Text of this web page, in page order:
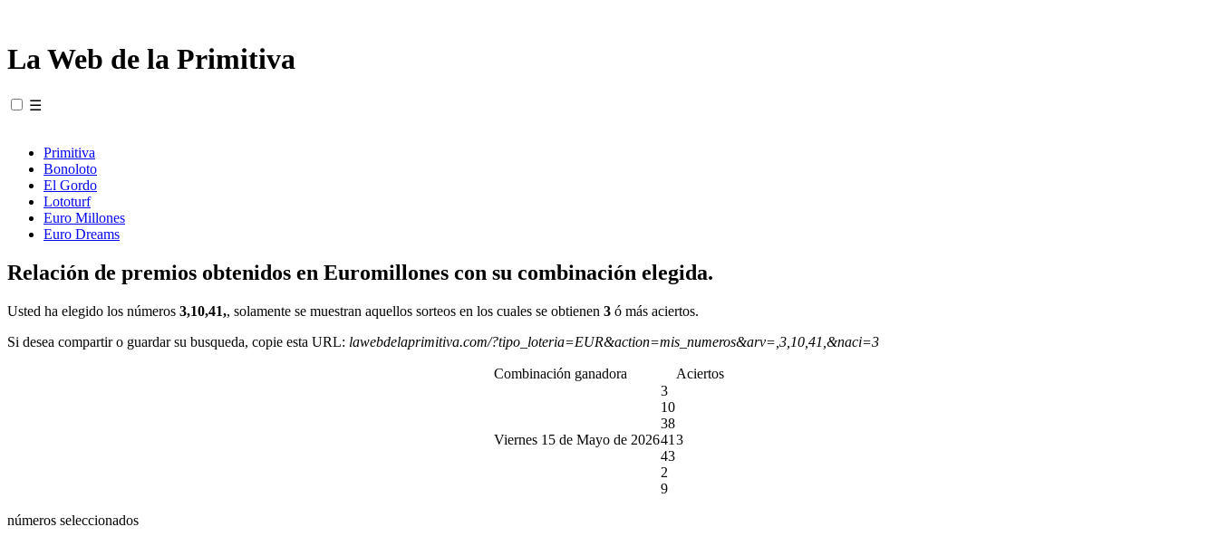
La Web de la Primitiva
☰
Primitiva
Bonoloto
El Gordo
Lototurf
Euro Millones
Euro Dreams
Relación de premios obtenidos en Euromillones con su combinación elegida.
Usted ha elegido los números 3,10,41,, solamente se muestran aquellos sorteos en los cuales se obtienen 3 ó más aciertos.
Si desea compartir o guardar su busqueda, copie esta URL: lawebdelaprimitiva.com/?tipo_loteria=EUR&action=mis_numeros&arv=,3,10,41,&naci=3
Combinación ganadora Aciertos
Viernes 15 de Mayo de 2026
3
10
38
41
43
2
9
3
números seleccionados